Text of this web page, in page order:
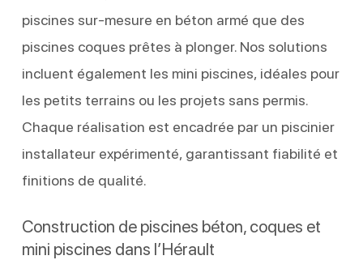
piscines sur-mesure en béton armé que des
piscines coques prêtes à plonger. Nos solutions
incluent également les mini piscines, idéales pour
les petits terrains ou les projets sans permis.
Chaque réalisation est encadrée par un piscinier
installateur expérimenté, garantissant fiabilité et
finitions de qualité.
Construction de piscines béton, coques et
mini piscines dans l’Hérault